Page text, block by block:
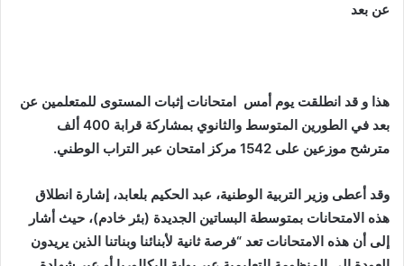
عن بعد
هذا و قد انطلقت يوم أمس امتحانات إثبات المستوى للمتعلمين عن
بعد في الطورين المتوسط والثانوي بمشاركة قرابة 400 ألف
مترشح موزعين على 1542 مركز امتحان عبر التراب الوطني.
وقد أعطى وزير التربية الوطنية، عبد الحكيم بلعابد، إشارة انطلاق
هذه الامتحانات بمتوسطة البساتين الجديدة (بئر خادم)، حيث أشار
إلى أن هذه الامتحانات تعد “فرصة ثانية لأبنائنا وبناتنا الذين يريدون